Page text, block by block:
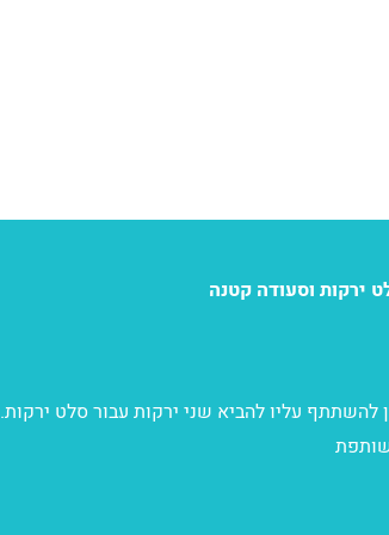
להשתתף עליו להביא שני ירקות עבור סלט ירקות.